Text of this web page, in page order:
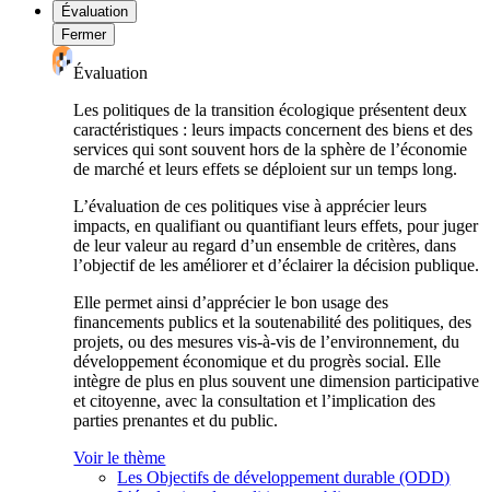
Évaluation
Fermer
Évaluation
Les politiques de la transition écologique présentent deux
caractéristiques : leurs impacts concernent des biens et des
services qui sont souvent hors de la sphère de l’économie
de marché et leurs effets se déploient sur un temps long.
L’évaluation de ces politiques vise à apprécier leurs
impacts, en qualifiant ou quantifiant leurs effets, pour juger
de leur valeur au regard d’un ensemble de critères, dans
l’objectif de les améliorer et d’éclairer la décision publique.
Elle permet ainsi d’apprécier le bon usage des
financements publics et la soutenabilité des politiques, des
projets, ou des mesures vis-à-vis de l’environnement, du
développement économique et du progrès social. Elle
intègre de plus en plus souvent une dimension participative
et citoyenne, avec la consultation et l’implication des
parties prenantes et du public.
Voir le thème
Les Objectifs de développement durable (ODD)